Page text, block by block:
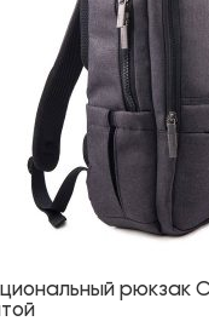
рюкзак